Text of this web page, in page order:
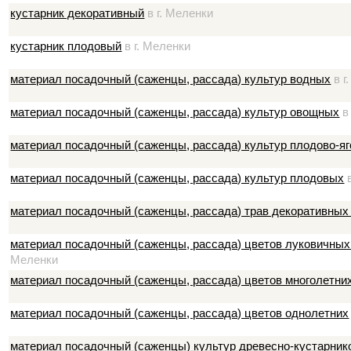
кустарник декоративный в г. Меленки
кустарник плодовый в г. Меленки
материал посадочный (саженцы, рассада) культур водных в
материал посадочный (саженцы, рассада) культур овощных
материал посадочный (саженцы, рассада) культур плодово-
материал посадочный (саженцы, рассада) культур плодовых
материал посадочный (саженцы, рассада) трав декоративных
материал посадочный (саженцы, рассада) цветов
Меленки
материал посадочный (саженцы, рассада) цветов
материал посадочный (саженцы, рассада) цветов однолетних
материал посадочный (саженцы) культур древесно-